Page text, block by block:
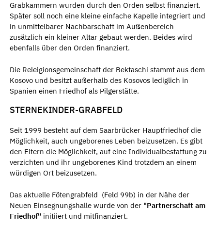
Grabkammern wurden durch den Orden selbst finanziert.
Später soll noch eine kleine einfache Kapelle integriert und
in unmittelbarer Nachbarschaft im Außenbereich
zusätzlich ein kleiner Altar gebaut werden. Beides wird
ebenfalls über den Orden finanziert.
Die Releigionsgemeinschaft der Bektaschi stammt aus dem
Kosovo und besitzt außerhalb des Kosovos lediglich in
Spanien einen Friedhof als Pilgerstätte.
STERNEKINDER-GRABFELD
Seit 1999 besteht auf dem Saarbrücker Hauptfriedhof die
Möglichkeit, auch ungeborenes Leben beizusetzen. Es gibt
den Eltern die Möglichkeit, auf eine Individualbestattung zu
verzichten und ihr ungeborenes Kind trotzdem an einem
würdigen Ort beizusetzen.
Das aktuelle Fötengrabfeld (Feld 99b) in der Nähe der
Neuen Einsegnungshalle wurde von der "Partnerschaft am
Friedhof" initiiert und mitfinanziert.